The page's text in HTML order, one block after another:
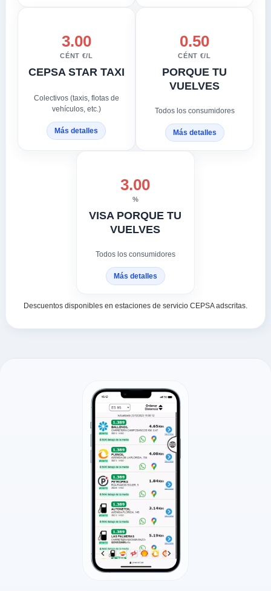
3.00
CÉNT €/L
CEPSA STAR TAXI
Colectivos (taxis, flotas de
vehículos, etc.)
Más detalles
0.50
CÉNT €/L
PORQUE TU
VUELVES
Todos los consumidores
Más detalles
3.00
%
VISA PORQUE TU
VUELVES
Todos los consumidores
Más detalles
Descuentos disponibles en estaciones de servicio CEPSA adscritas.